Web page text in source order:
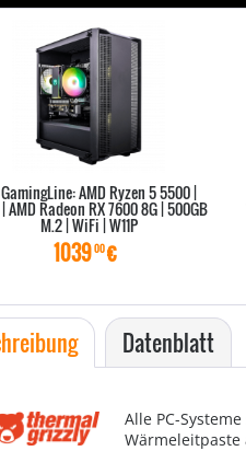
AMD Ryzen 5 5500 |
| AMD Radeon RX 7600 8G | 500GB
M.2 | WiFi | W11P
103900€
Datenblatt
Alle PC-
Wärmeleitpaste